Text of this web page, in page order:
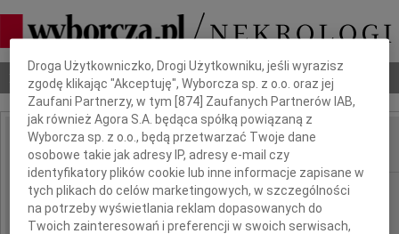
Nekrologi Odeszli Poradnik pogrzebowy
IMIĘ I NAZWISKO:
REGION: Łódź
DATA EMISJI: 20.05.2024
Dbamy o Twoją prywatność
Droga Użytkowniczko, Drogi Użytkowniku, jeśli wyrazisz
zgodę klikając "Akceptuję", Wyborcza sp. z o.o. oraz jej
Zaufani Partnerzy, w tym [874 ] Zaufanych Partnerów IAB,
jak również Agora S.A. będąca spółką powiązaną z
Wyborcza sp. z o.o., będą przetwarzać Twoje dane
osobowe takie jak adresy IP, adresy e-mail czy
identyfikatory plików cookie lub inne informacje zapisane w
tych plikach do celów marketingowych, w szczególności
na potrzeby wyświetlania reklam dopasowanych do
Twoich zainteresowań i preferencji w swoich serwisach,